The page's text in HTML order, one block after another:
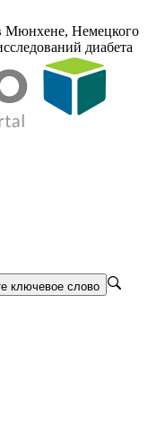
Мюнхене, Немецкого
диабета
ключевое слово